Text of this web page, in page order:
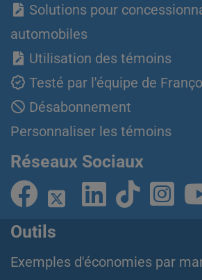
Solutions pour
automobiles
Utilisation des témoins
Testé par l'équipe de
Désabonnement
Personnaliser les témoins
Réseaux Sociaux
Outils
Exemples d'économies par